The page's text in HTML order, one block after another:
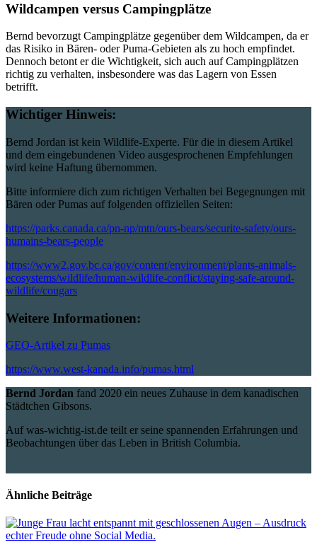
Wildcampen versus Campingplätze
Bernd bevorzugt Campingplätze gegenüber dem Wildcampen, da er
das Risiko in Bären- oder Puma-Gebieten als zu hoch empfindet.
Dennoch betont er die Wichtigkeit, sich auch auf Campingplätzen
richtig zu verhalten, insbesondere was das Lagern von Essen
betrifft.
Wichtiger Hinweis:
Bernd Jordan ist kein Wildlife-Experte. Für die in diesem Artikel
und dem eingebundenen Video ausgesprochenen Empfehlungen
wird keine Haftung übernommen.
Bitte informiere dich zum richtigen Verhalten bei Begegnungen mit
Bären oder Pumas auf folgenden offiziellen Seiten:
https://parks.canada.ca/pn-np/mtn/ours-bears/securite-safety/ours-
humains-bears-people
https://www2.gov.bc.ca/gov/content/environment/plants-animals-
ecosystems/wildlife/human-wildlife-conflict/staying-safe-around-
wildlife/cougars
Weitere Informationen:
GEO-Artikel zu Pumas
https://www.west-kanada.info/pumas.html
Bernd Jordan fand 2020 ein neues Zuhause in dem kanadischen
Städtchen Gibsons.
Auf was-wichtig-ist.de teilt er seine spannenden Erfahrungen und
Beobachtungen über das Leben in British Columbia.
Ähnliche Beiträge